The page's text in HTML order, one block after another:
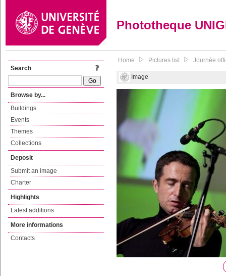
Phototheque
Search
Browse by...
Buildings
Events
Themes
Collections
Deposit
Submit an image
Charter
Highlights
Latest additions
More informations
Contacts
Home Pictures list Journée
Image